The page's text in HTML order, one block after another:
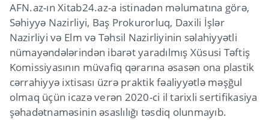
AFN.az-ın Xitab24.az-a istinadən məlumatına görə,
Səhiyyə Nazirliyi, Baş Prokurorluq, Daxili İşlər
Nazirliyi və Elm və Təhsil Nazirliyinin səlahiyyətli
nümayəndələrindən ibarət yaradılmış Xüsusi Təftiş
Komissiyasının müvafiq qərarına əsasən ona plastik
cərrahiyyə ixtisası üzrə praktik fəaliyyətlə məşğul
olmaq üçün icazə verən 2020-ci il tarixli sertifikasiya
şəhadətnaməsinin əsaslılığı təsdiq olunmayıb.